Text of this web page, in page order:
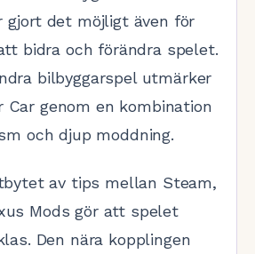
gjort det möjligt även för
bidra och förändra spelet.
bilbyggarspel utmärker
Car genom en kombination
och djup moddning.
av tips mellan Steam,
Mods gör att spelet
Den nära kopplingen